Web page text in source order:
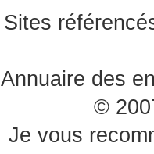
Sites
Annuaire des
©
Je vous